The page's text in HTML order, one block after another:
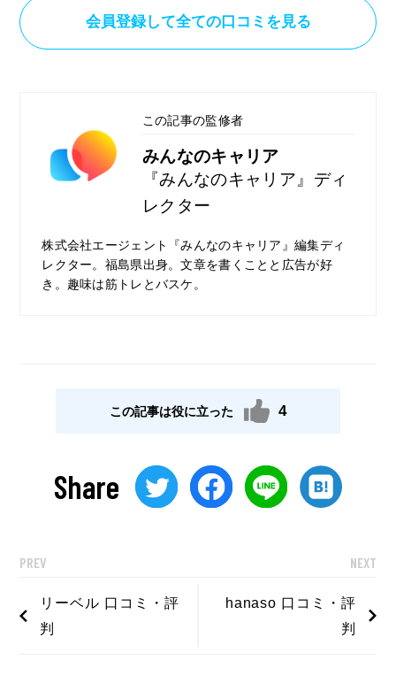
また、求人数の質に関しても、もちろん豊富
にある分様々にありましたが、中にはハイク
で非常に助かりました。
その結果希望をしていた地方への転職ができ
ましたし、やはり地域問わずこれだけ求人数
があるのは非常に魅力的だと感じます。
会員登録して全ての口コミを見る
この記事の監修者
みんなのキャリア
『みんなのキャリア』ディ
レクター
株式会社エージェント『みんなのキャリア』編集ディ
レクター。福島県出身。文章を書くことと広告が好
き。趣味は筋トレとバスケ。
この記事は役に立った 4
Share
PREV
リーベル 口コミ・評
判
NEXT
hanaso 口コミ・評
判